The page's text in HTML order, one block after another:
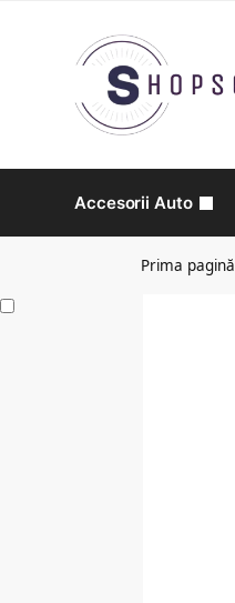
Accesorii Auto
Prima pagină